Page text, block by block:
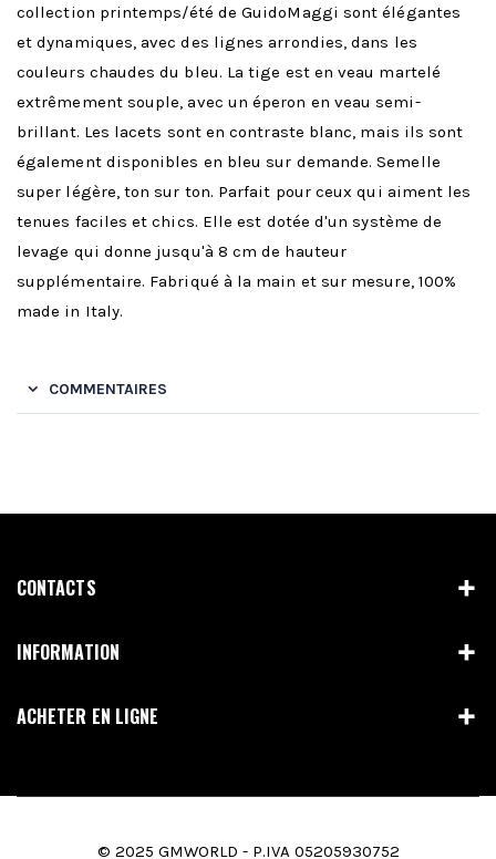
collection printemps/été de GuidoMaggi sont élégantes
et dynamiques, avec des lignes arrondies, dans les
couleurs chaudes du bleu. La tige est en veau martelé
extrêmement souple, avec un éperon en veau semi-
brillant. Les lacets sont en contraste blanc, mais ils sont
également disponibles en bleu sur demande. Semelle
super légère, ton sur ton. Parfait pour ceux qui aiment les
tenues faciles et chics. Elle est dotée d'un système de
levage qui donne jusqu'à 8 cm de hauteur
supplémentaire. Fabriqué à la main et sur mesure, 100%
made in Italy.
COMMENTAIRES
CONTACTS
INFORMATION
ACHETER EN LIGNE
© 2025 GMWORLD - P.IVA 05205930752